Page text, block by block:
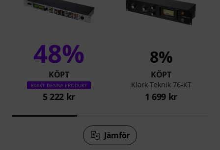
48%
KÖPT
EXAKT DENNA PRODUKT
5 222 kr
8%
KÖPT
Klark Teknik 76-KT
1 699 kr
Jämför